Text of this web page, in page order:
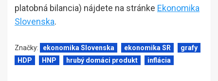
platobná bilancia) nájdete na stránke Ekonomika
Slovenska.
Značky: ekonomika Slovenska ekonomika SR
grafy
HDP
HNP hrubý domáci produkt inflácia